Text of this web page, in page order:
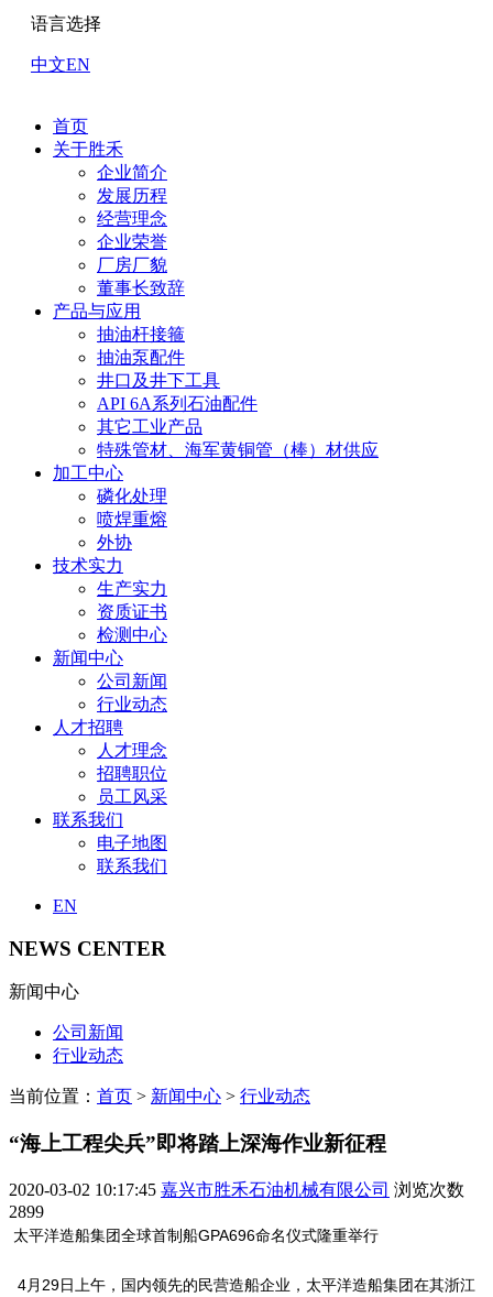
语言选择
中文EN
首页
关于胜禾
企业简介
发展历程
经营理念
企业荣誉
厂房厂貌
董事长致辞
产品与应用
抽油杆接箍
抽油泵配件
井口及井下工具
API 6A系列石油配件
其它工业产品
特殊管材、海军黄铜管（棒）材供应
加工中心
磷化处理
喷焊重熔
外协
技术实力
生产实力
资质证书
检测中心
新闻中心
公司新闻
行业动态
人才招聘
人才理念
招聘职位
员工风采
联系我们
电子地图
联系我们
EN
NEWS CENTER
新闻中心
公司新闻
行业动态
当前位置： 首页 > 新闻中心 > 行业动态
“海上工程尖兵”即将踏上深海作业新征程
2020-03-02 10:17:45 嘉兴市胜禾石油机械有限公司 浏览次数
2899
太平洋造船集团全球首制船GPA696命名仪式隆重举行
4月29日上午，国内领先的民营造船企业，太平洋造船集团在其浙江